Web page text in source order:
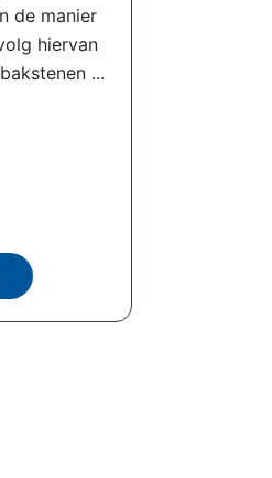
de manier
hiervan
...